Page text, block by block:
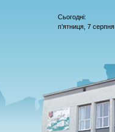
Сьогодні:
п’ятниця, 7 серпня